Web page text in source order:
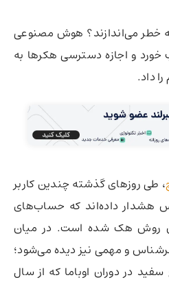
خطر می‌اندازند؟ هوش مصنوعی
خورد و اجازه دسترسی هکرها به
داد.
، طی روزهای گذشته چندین کاربر
هشدار داده‌اند که حساب‌های
روش هک شده است. در میان
و مهمی نیز دیده می‌شود؛
در دوران اوباما که از سال